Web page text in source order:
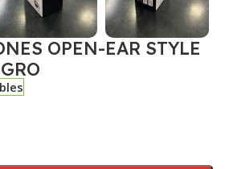
OPEN-EAR STYLE